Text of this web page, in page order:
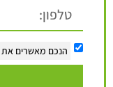
הנכם מאשרים את